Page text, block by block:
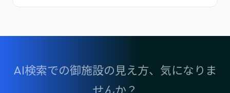
AI検索での御施設の見え方、気になりま